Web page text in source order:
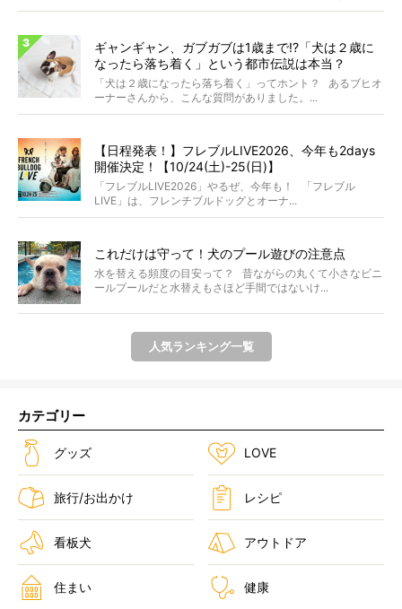
者...
ギャンギャン、ガブガブは1歳まで!?「犬は２歳に
なったら落ち着く」という都市伝説は本当？
「犬は２歳になったら落ち着く」ってホント？ あるブヒオ
ーナーさんから、こんな質問がありました。...
【日程発表！】フレブルLIVE2026、今年も2days
開催決定！【10/24(土)-25(日)】
「フレブルLIVE2026」やるぜ、今年も！ 「フレブル
LIVE」は、フレンチブルドッグとオーナ...
これだけは守って！犬のプール遊びの注意点
水を替える頻度の目安って？ 昔ながらの丸くて小さなビニ
ールプールだと水替えもさほど手間ではないけ...
人気ランキング一覧
カテゴリー
グッズ LOVE
旅行/お出かけ レシピ
看板犬 アウトドア
住まい 健康